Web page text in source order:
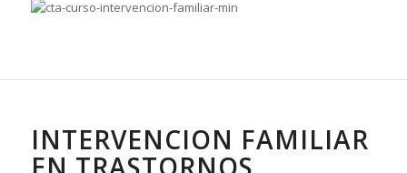
INTERVENCION FAMILIAR